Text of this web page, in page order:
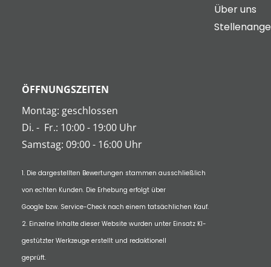
Über uns
ÖFFNUNGSZEITEN
Montag: geschlossen
Di. - Fr.: 10:00 - 19:00 Uhr
Samstag: 09:00 - 16:00 Uhr
1. Die dargestellten Bewertungen stammen ausschließlich
von echten Kunden. Die Erhebung erfolgt über
Google bzw. Service-Check nach einem tatsächlichen Kauf.
2. Einzelne Inhalte dieser Website wurden unter Einsatz KI-
gestützter Werkzeuge erstellt und redaktionell
geprüft.